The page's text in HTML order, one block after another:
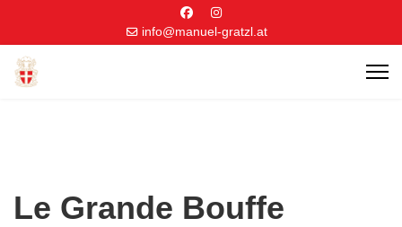
info@manuel-gratzl.at
Le Grande Bouffe